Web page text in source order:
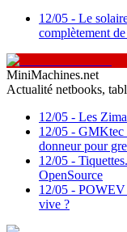
12/05 - Le
complètement
MiniMachines.net
Actualité netbooks,
12/05 - Les
12/05 - GMKtec
donneur pour
12/05 -
OpenSource
12/05 - POWEV
vive ?